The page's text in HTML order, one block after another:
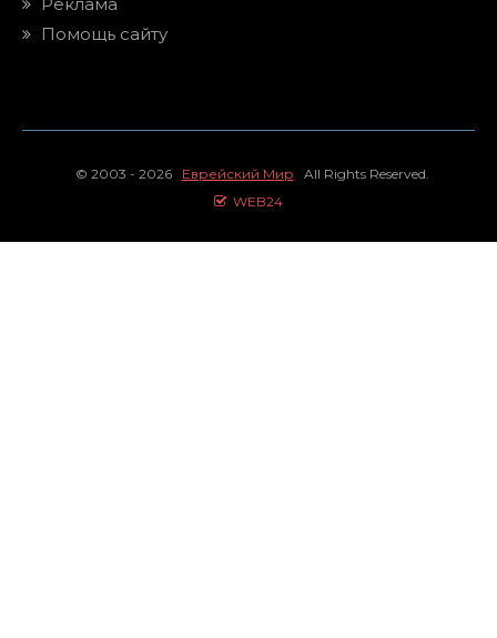
Помощь сайту
© 2003 - 2026 Еврейский Мир All Rights Reserved.
WEB24